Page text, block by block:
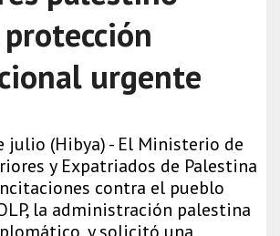
urgente
julio (Hibya) - El Ministerio de
y Expatriados de Palestina
contra el pueblo
la administración palestina